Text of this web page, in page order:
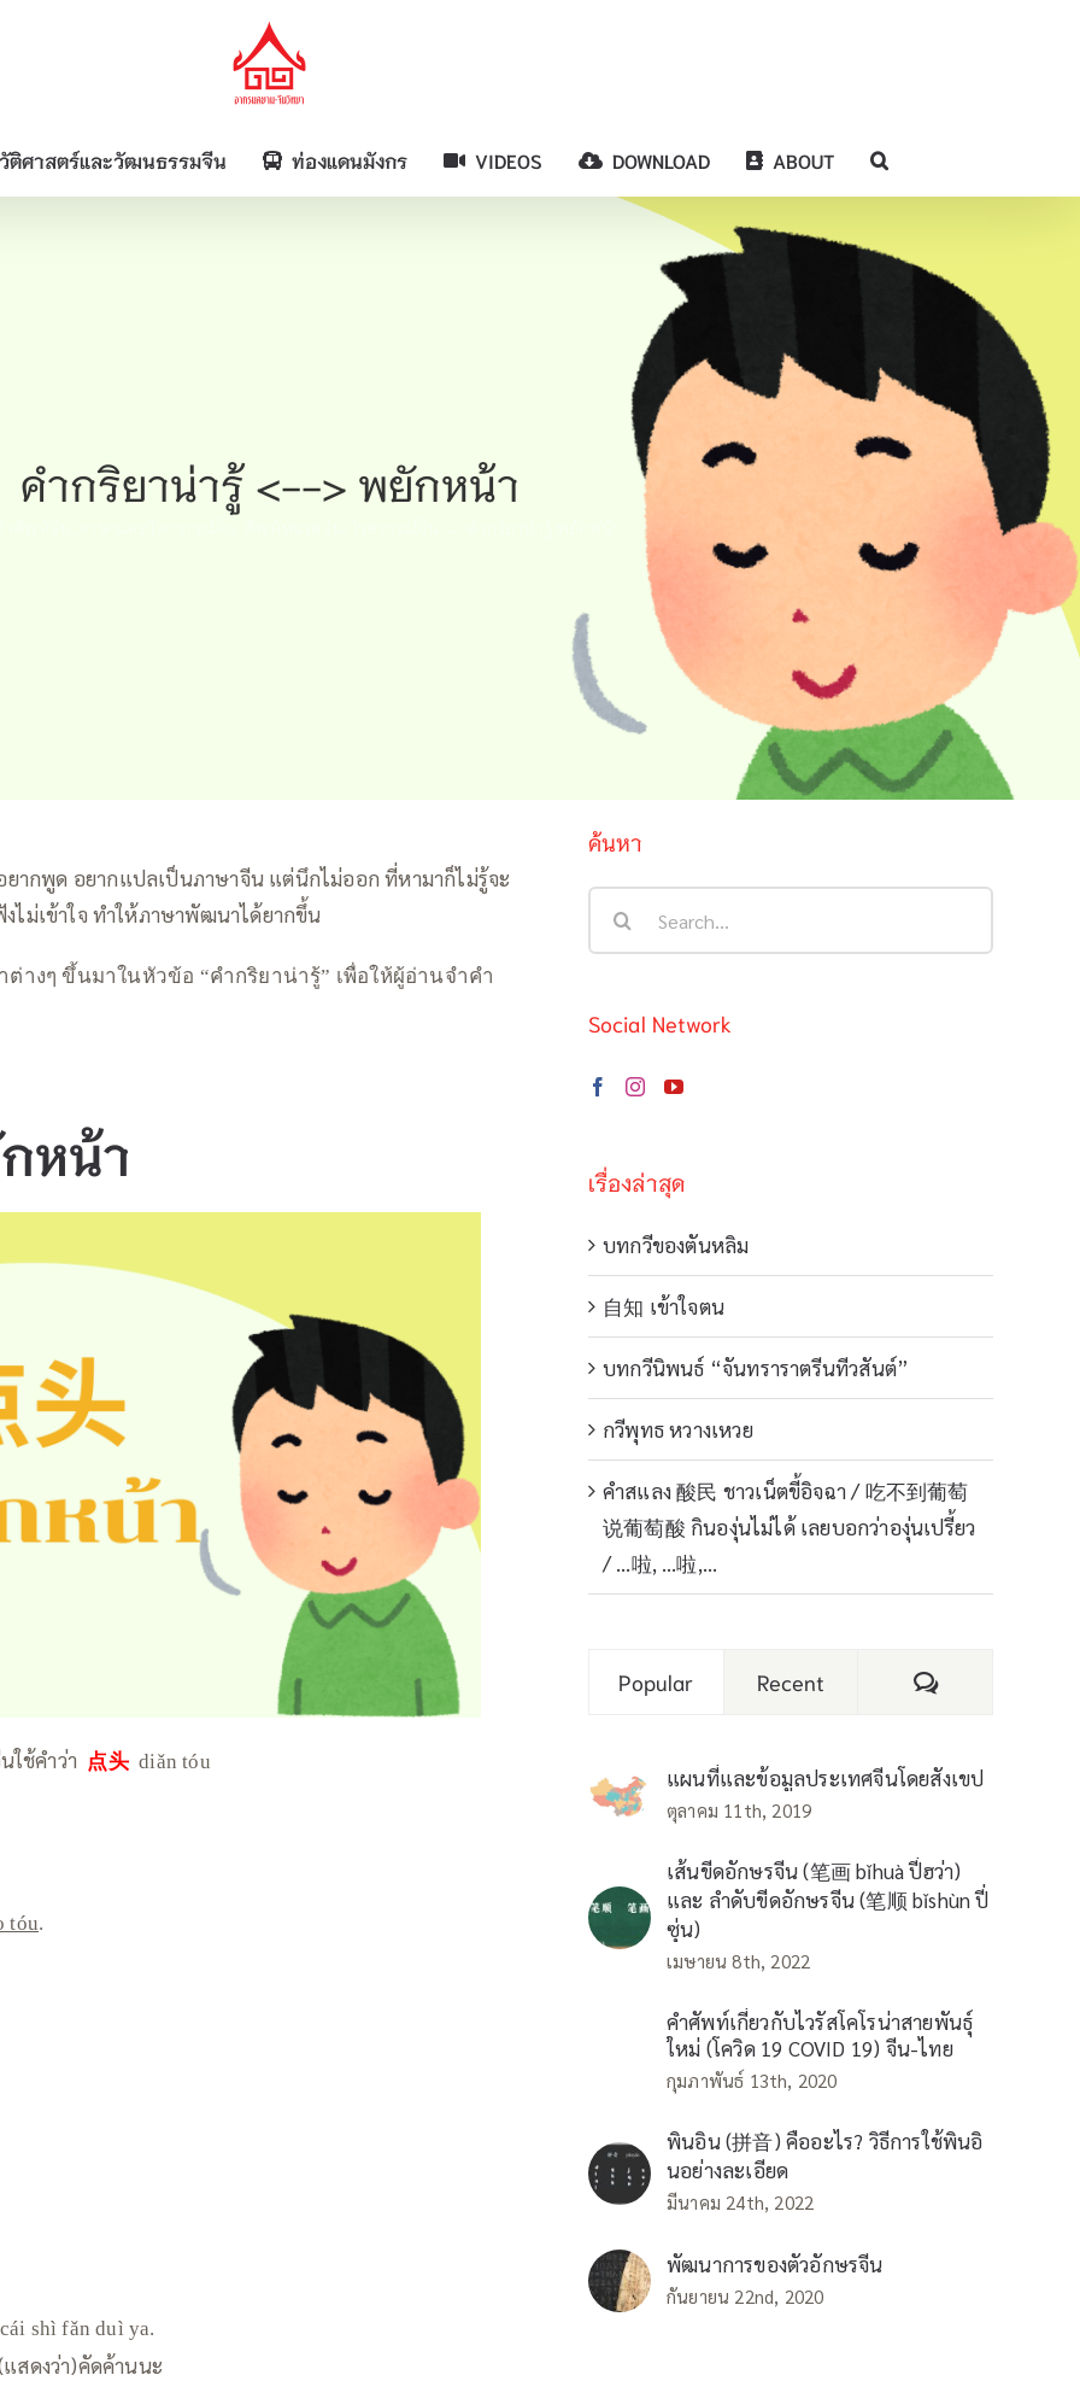
ติศาสตร์และวัฒนธรรมจีน ท่องแดนมังกร VIDEOS DOWNLOAD ABOUT
คำกริยาน่ารู้ <--> พยักหน้า
ากพูด อยากแปลเป็นภาษาจีน แต่นึกไม่ออก ที่หามาก็ไม่รู้จะ
ไม่เข้าใจ ทำให้ภาษาพัฒนาได้ยากขึ้น
างๆ ขึ้นมาในหัวข้อ “คำกริยาน่ารู้” เพื่อให้ผู้อ่านจำคำ
หน้า
ใช้คำว่า 点头 diǎn tóu
tóu.
shì fǎn duì ya.
แสดงว่า)คัดค้านนะ
ค้นหา
Social Network
เรื่องล่าสุด
บทกวีของตันหลิม
自知 เข้าใจตน
บทกวีนิพนธ์ “จันทราราตรีนทีวสันต์”
กวีพุทธ หวางเหวย
คำสแลง 酸民 ชาวเน็ตขี้อิจฉา / 吃不到葡萄
说葡萄酸 กินองุ่นไม่ได้ เลยบอกว่าองุ่นเปรี้ยว
/ …啦, …啦,…
Popular Recent Comments
แผนที่และข้อมูลประเทศจีนโดยสังเขป
ตุลาคม 11th, 2019
เส้นขีดอักษรจีน (笔画 bǐhuà ปี่ฮว่า)
และ ลำดับขีดอักษรจีน (笔顺 bǐshùn ปี่
ซุ่น)
เมษายน 8th, 2022
คำศัพท์เกี่ยวกับไวรัสโคโรน่าสายพันธุ์
ใหม่ (โควิด 19 COVID 19) จีน-ไทย
กุมภาพันธ์ 13th, 2020
พินอิน (拼音) คืออะไร? วิธีการใช้พินอิ
นอย่างละเอียด
มีนาคม 24th, 2022
พัฒนาการของตัวอักษรจีน
กันยายน 22nd, 2020